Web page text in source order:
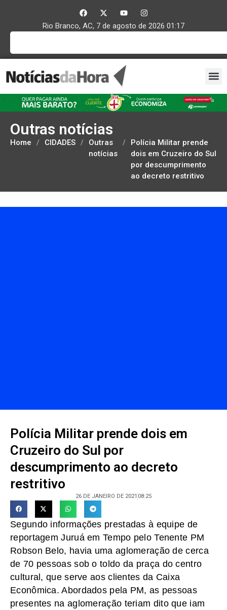
Rio Branco, AC, 7 de agosto de 2026 01:17
Outras notícias
Home / CIDADES /
Outras
notícias
/
Polícia Militar prende
dois em Cruzeiro do Sul
por descumprimento
ao decreto restritivo
Polícia Militar prende dois em
Cruzeiro do Sul por
descumprimento ao decreto
restritivo
26 DE JANEIRO DE 2021 08:25
Segundo informações prestadas à equipe de
reportagem Juruá em Tempo pelo Tenente PM
Robson Belo, havia uma aglomeração de cerca
de 70 pessoas sob o toldo da praça do centro
cultural, que serve aos clientes da Caixa
Econômica. Abordados pela PM, as pessoas
presentes na aglomeração teriam dito que iam